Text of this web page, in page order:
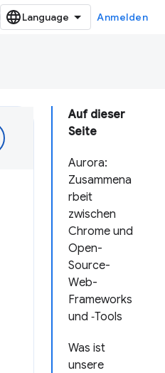
Anmelden
Auf dieser
Seite
Aurora:
Zusammena
rbeit
zwischen
Chrome und
Open-
Source-
Web-
Frameworks
und ‑Tools
Was ist
unsere